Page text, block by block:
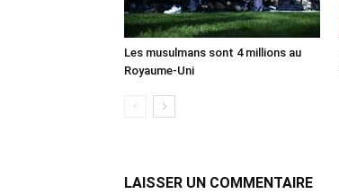
Les musulmans sont 4 millions au
Royaume-Uni
LAISSER UN COMMENTAIRE